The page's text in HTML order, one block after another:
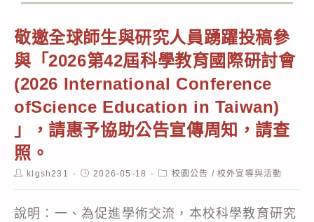
敬邀全球師生與研究人員踴躍投稿參
與「2026第42屆科學教育國際研討會
(2026 International Conference
ofScience Education in Taiwan)
」，請惠予協助公告宣傳周知，請查
照。
Postklgsh231
Post2026-05-18
Post校園公告 / 校外宣導與活動
說明：一、為促進學術交流，本校科學教育研究